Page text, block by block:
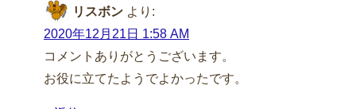
リスボン より:
2020年12月21日 1:58 AM
コメントありがとうございます。
お役に立てたようでよかったです。